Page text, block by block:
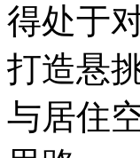
得处于
打造悬
与居住